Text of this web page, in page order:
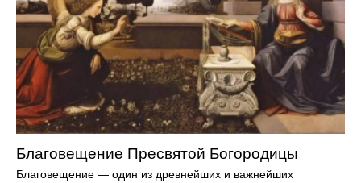
Благовещение Пресвятой Богородицы
Благовещение — один из древнейших и важнейших